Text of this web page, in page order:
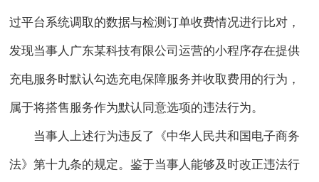
过平台系统调取的数据与检测订单收费情况进行比对，
发现当事人广东某科技有限公司运营的小程序存在提供
充电服务时默认勾选充电保障服务并收取费用的行为，
属于将搭售服务作为默认同意选项的违法行为。
当事人上述行为违反了《中华人民共和国电子商务
法》第十九条的规定。鉴于当事人能够及时改正违法行